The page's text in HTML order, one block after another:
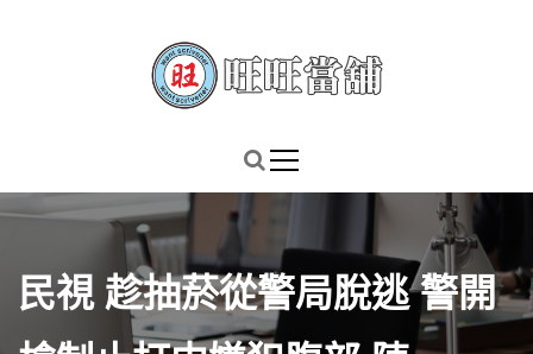
民視 趁抽菸從警局脫逃 警開